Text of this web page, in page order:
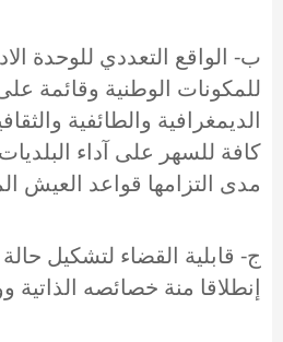
ب- الواقع التعددي للوحدة
للمكونات الوطنية وقائمة
الديمغرافية والطائفية
كافة للسهر على آداء
مدى التزامها قواعد العيش
ج- قابلية القضاء لتشكيل حالة
إنطلاقا منة خصائصه الذاتية